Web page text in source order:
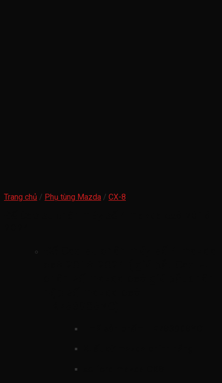
Trang chủ / Phụ tùng Mazda / CX-8